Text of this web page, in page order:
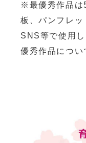
※最優秀作品は
板、パンフレッ
SNS等で使用し
優秀作品につい